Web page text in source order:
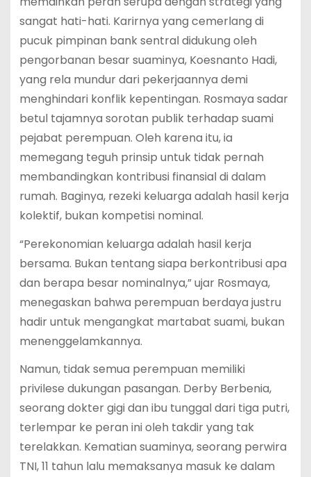
sangat hati-hati. Karirnya yang cemerlang di
pucuk pimpinan bank sentral didukung oleh
pengorbanan besar suaminya, Koesnanto Hadi,
yang rela mundur dari pekerjaannya demi
menghindari konflik kepentingan. Rosmaya sadar
betul tajamnya sorotan publik terhadap suami
pejabat perempuan. Oleh karena itu, ia
memegang teguh prinsip untuk tidak pernah
membandingkan kontribusi finansial di dalam
rumah. Baginya, rezeki keluarga adalah hasil kerja
kolektif, bukan kompetisi nominal.
“Perekonomian keluarga adalah hasil kerja
bersama. Bukan tentang siapa berkontribusi apa
dan berapa besar nominalnya,” ujar Rosmaya,
menegaskan bahwa perempuan berdaya justru
hadir untuk mengangkat martabat suami, bukan
menenggelamkannya.
Namun, tidak semua perempuan memiliki
privilese dukungan pasangan. Derby Berbenia,
seorang dokter gigi dan ibu tunggal dari tiga putri,
terlempar ke peran ini oleh takdir yang tak
terelakkan. Kematian suaminya, seorang perwira
TNI, 11 tahun lalu memaksanya masuk ke dalam